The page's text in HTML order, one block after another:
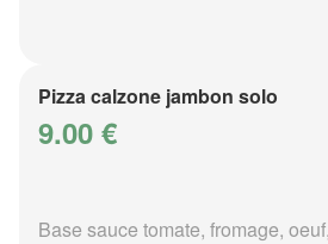
Pizza calzone jambon solo
9.00 €
Base sauce tomate, fromage,